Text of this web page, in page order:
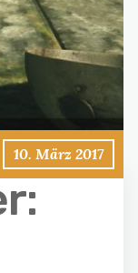
10. März 2017